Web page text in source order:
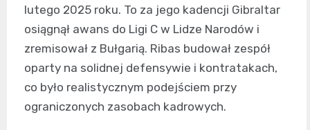
lutego 2025 roku. To za jego kadencji Gibraltar
osiągnął awans do Ligi C w Lidze Narodów i
zremisował z Bułgarią. Ribas budował zespół
oparty na solidnej defensywie i kontratakach,
co było realistycznym podejściem przy
ograniczonych zasobach kadrowych.